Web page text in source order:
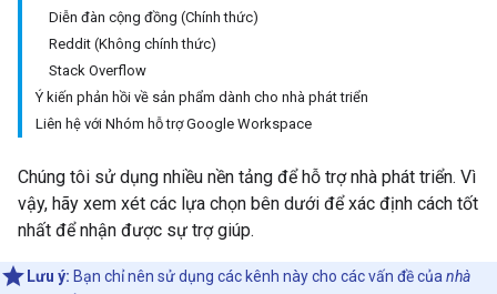
Diễn đàn cộng đồng (Chính thức)
Reddit (Không chính thức)
Stack Overflow
Ý kiến phản hồi về sản phẩm dành cho nhà phát triển
Liên hệ với Nhóm hỗ trợ Google Workspace
Chúng tôi sử dụng nhiều nền tảng để hỗ trợ nhà phát triển. Vì
vậy, hãy xem xét các lựa chọn bên dưới để xác định cách tốt
nhất để nhận được sự trợ giúp.
Lưu ý: Bạn chỉ nên sử dụng các kênh này cho các vấn đề của nhà